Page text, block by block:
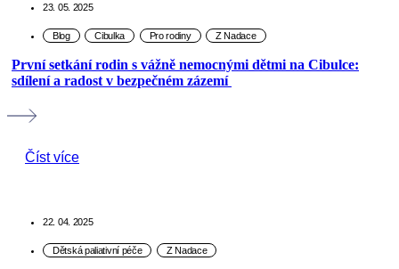
23. 05. 2025
První setkání rodin s vážně nemocnými dětmi na Cibulce:
sdílení a radost v bezpečném zázemí
Číst více
22. 04. 2025